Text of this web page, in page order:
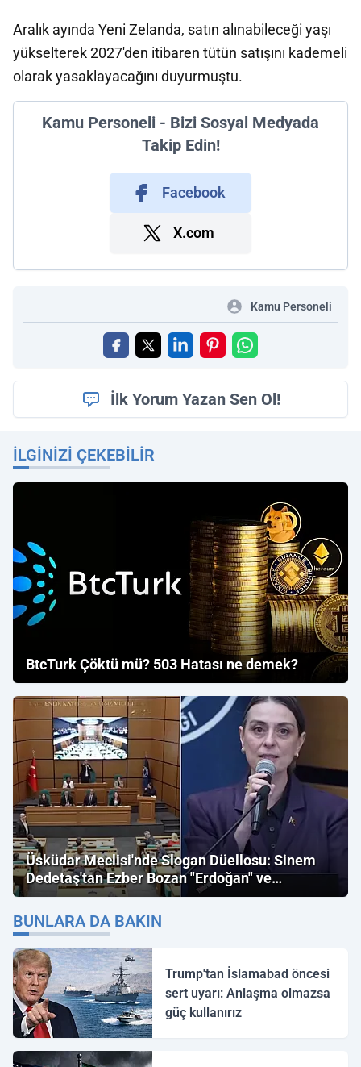
Aralık ayında Yeni Zelanda, satın alınabileceği yaşı
yükselterek 2027'den itibaren tütün satışını kademeli
olarak yasaklayacağını duyurmuştu.
Kamu Personeli - Bizi Sosyal Medyada
Takip Edin!
Facebook
X.com
Kamu Personeli
İlk Yorum Yazan Sen Ol!
İLGINIZI ÇEKEBILIR
BtcTurk Çöktü mü? 503 Hatası ne demek?
Üsküdar Meclisi'nde Slogan Düellosu: Sinem
Dedetaş'tan Ezber Bozan "Erdoğan" ve
"İmamoğlu" Çıkışı!
BUNLARA DA BAKIN
Trump'tan İslamabad öncesi
sert uyarı: Anlaşma olmazsa
güç kullanırız